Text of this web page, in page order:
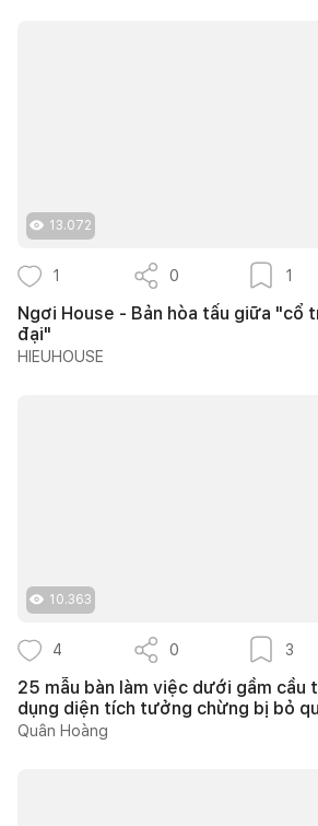
13.072
1 0 1
Ngơi House - Bản hòa tấu giữa "cổ
đại"
HIEUHOUSE
10.363
4 0 3
25 mẫu bàn làm việc dưới gầm cầu
dụng diện tích tưởng chừng bị bỏ
Quân Hoàng